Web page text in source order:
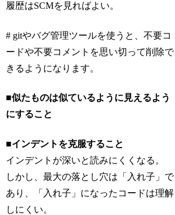
履歴はSCMを見ればよい。
# gitやバグ管理ツールを使うと、不要コ
ードや不要コメントを思い切って削除で
きるようになります。
■似たものは似ているように見えるよう
にすること
■インデントを克服すること
インデントが深いと読みにくくなる。
しかし、最大の落とし穴は「入れ子」で
あり、「入れ子」になったコードは理解
しにくい。